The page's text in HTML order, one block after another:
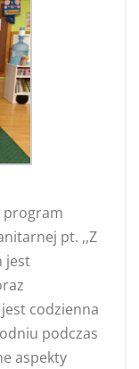
program
pt. ,,Z
jest
codzienna
podczas
aspekty